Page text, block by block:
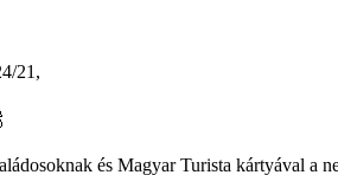
21,
és Magyar Turista kártyával a